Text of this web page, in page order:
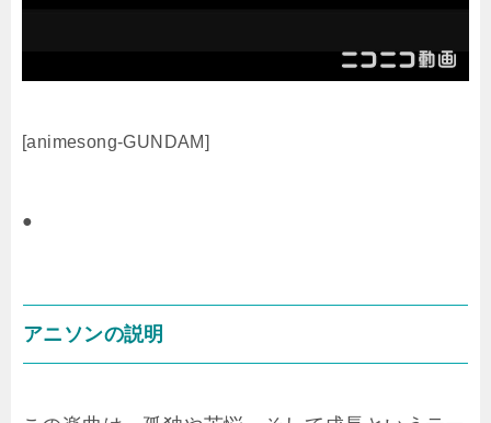
[animesong-GUNDAM]
●
アニソンの説明